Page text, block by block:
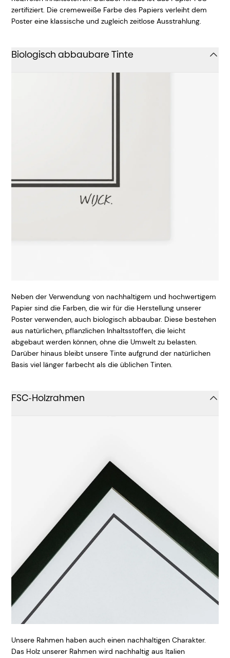
zertifiziert. Die cremeweiße Farbe des Papiers verleiht dem
Poster eine klassische und zugleich zeitlose Ausstrahlung.
Biologisch abbaubare Tinte
Neben der Verwendung von nachhaltigem und hochwertigem
Papier sind die Farben, die wir für die Herstellung unserer
Poster verwenden, auch biologisch abbaubar. Diese bestehen
aus natürlichen, pflanzlichen Inhaltsstoffen, die leicht
abgebaut werden können, ohne die Umwelt zu belasten.
Darüber hinaus bleibt unsere Tinte aufgrund der natürlichen
Basis viel länger farbecht als die üblichen Tinten.
FSC-Holzrahmen
Unsere Rahmen haben auch einen nachhaltigen Charakter.
Das Holz unserer Rahmen wird nachhaltig aus Italien